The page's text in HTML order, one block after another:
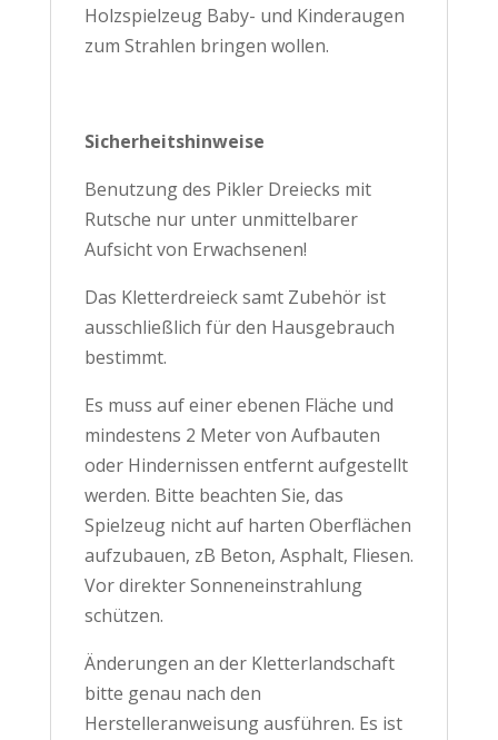
Holzspielzeug Baby- und Kinderaugen
zum Strahlen bringen wollen.
Sicherheitshinweise
Benutzung des Pikler Dreiecks mit
Rutsche nur unter unmittelbarer
Aufsicht von Erwachsenen!
Das Kletterdreieck samt Zubehör ist
ausschließlich für den Hausgebrauch
bestimmt.
Es muss auf einer ebenen Fläche und
mindestens 2 Meter von Aufbauten
oder Hindernissen entfernt aufgestellt
werden. Bitte beachten Sie, das
Spielzeug nicht auf harten Oberflächen
aufzubauen, zB Beton, Asphalt, Fliesen.
Vor direkter Sonneneinstrahlung
schützen.
Änderungen an der Kletterlandschaft
bitte genau nach den
Herstelleranweisung ausführen. Es ist